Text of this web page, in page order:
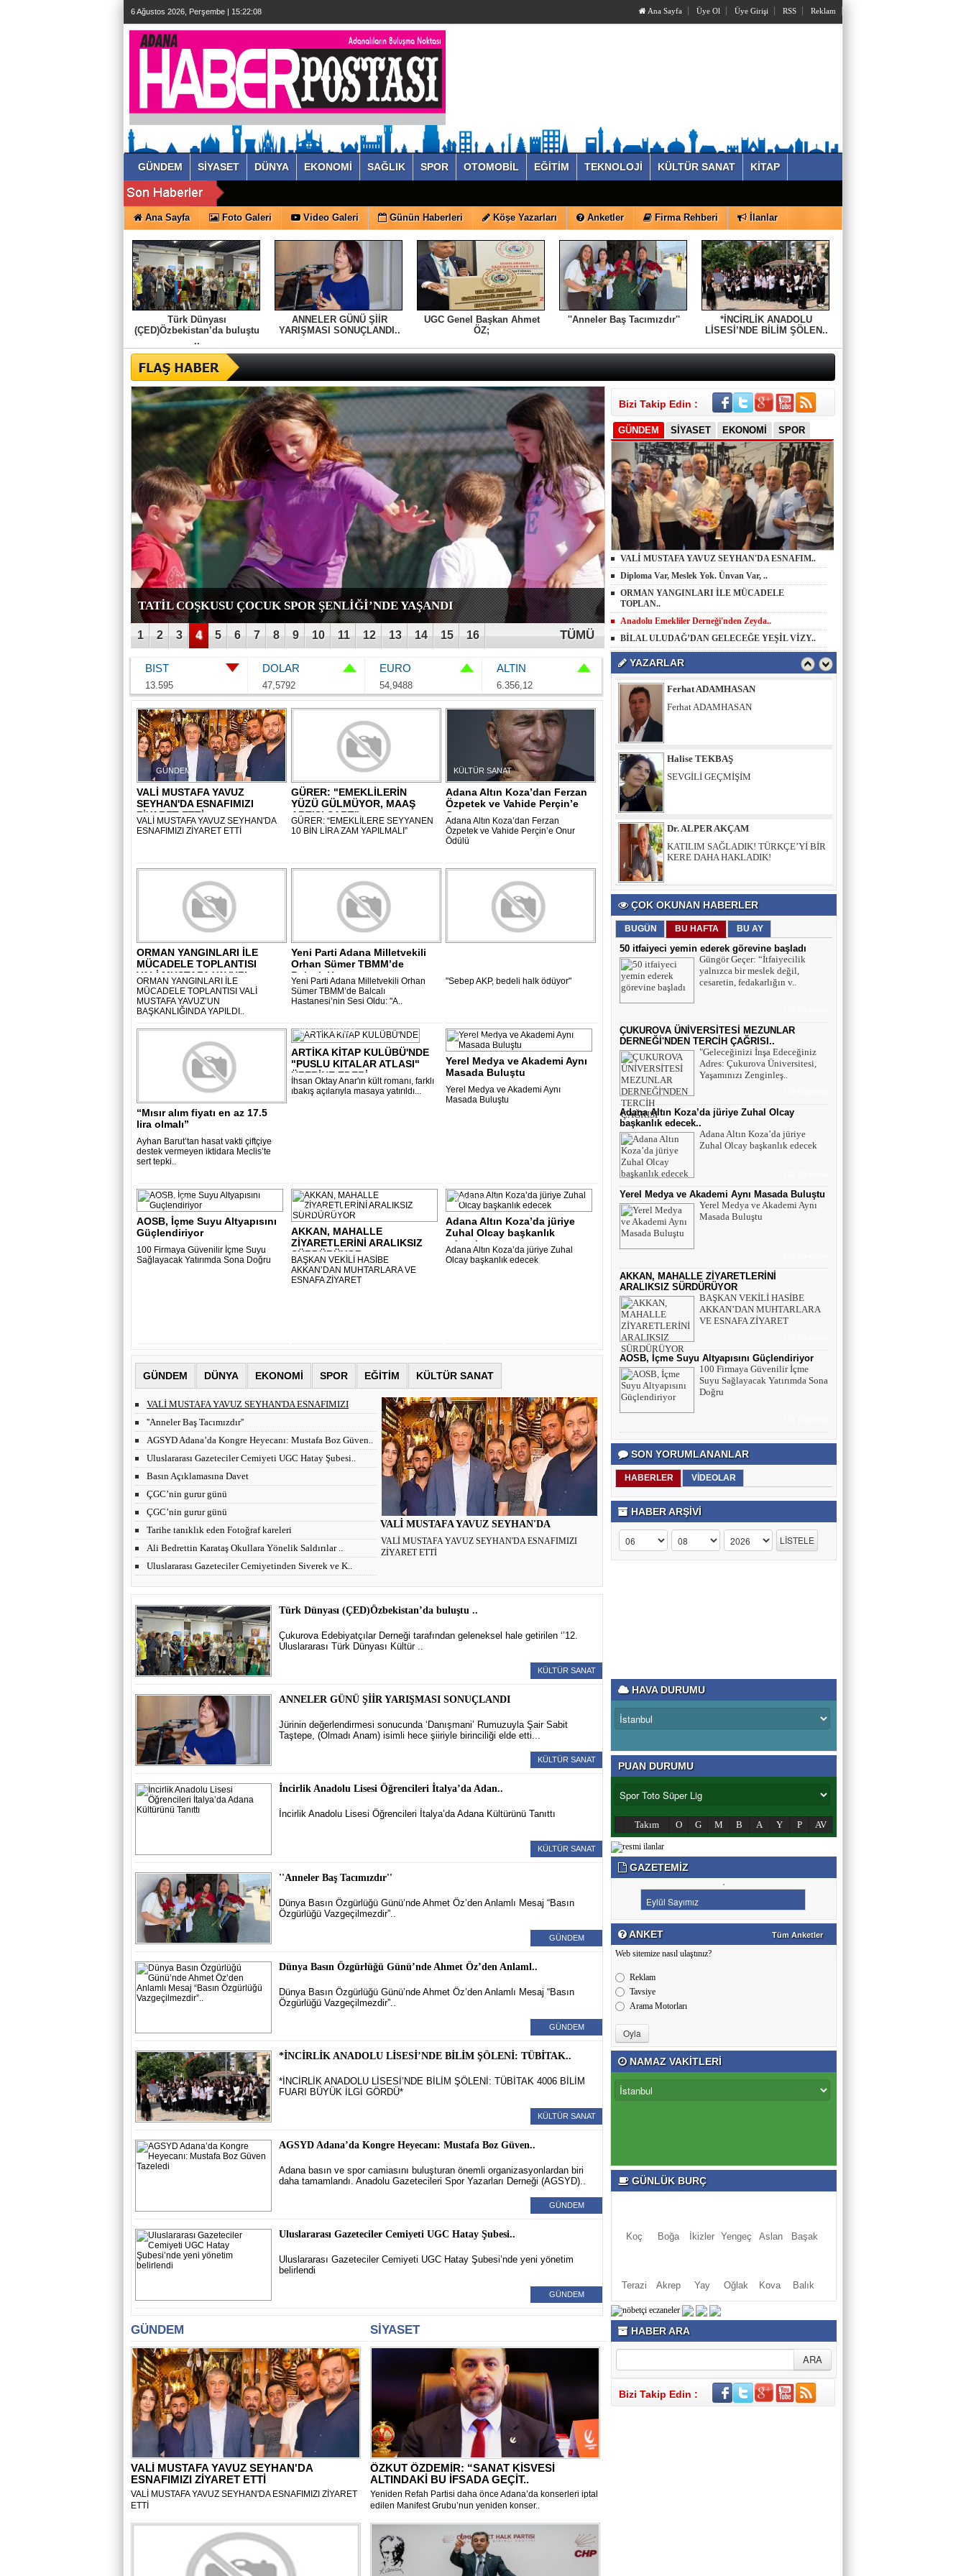
6 Ağustos 2026, Perşembe | 15:22:10 Ana Sayfa Üye Ol Üye Girişi RSS Reklam
GÜNDEM SİYASET DÜNYA EKONOMİ SAĞLIK SPOR OTOMOBİL EĞİTİM TEKNOLOJİ KÜLTÜR SANAT KİTAP
Ana Sayfa Foto Galeri Video Galeri Günün Haberleri Köşe Yazarları Anketler Firma Rehberi İlanlar
Türk Dünyası
(ÇED)Özbekistan’da buluştu
..
ANNELER GÜNÜ ŞİİR
YARIŞMASI SONUÇLANDI..
UGC Genel Başkan Ahmet
ÖZ;
''Anneler Baş Tacımızdır''
*İNCİRLİK ANADOLU
LİSESİ’NDE BİLİM ŞÖLEN..
TATİL COŞKUSU ÇOCUK SPOR ŞENLİĞİ’NDE YAŞANDI
TÜMÜ
1 2 3 4 5 6 7 8 9 10 11 12 13 14 15 16
Bizi Takip Edin :
GÜNDEM SİYASET EKONOMİ SPOR
VALİ MUSTAFA YAVUZ SEYHAN'DA ESNAFIM..
Diploma Var, Meslek Yok. Ünvan Var, ..
ORMAN YANGINLARI İLE MÜCADELE
TOPLAN..
Anadolu Emekliler Derneği'nden Zeyda..
BİLAL ULUDAĞ’DAN GELECEĞE YEŞİL VİZY..
YAZARLAR
Celil KOCATAŞ
Toplum Nereye Gidiyor? Sessiz Bir
Çöküşün İçinde miyiz?
Ferhat ADAMHASAN
Ferhat ADAMHASAN
Halise TEKBAŞ
SEVGİLİ GEÇMİŞİM
Dr. ALPER AKÇAM
KATILIM SAĞLADIK! TÜRKÇE’Yİ BİR
Celil KOCATAŞ
Toplum Nereye Gidiyor? Sessiz Bir
Çöküşün İçinde miyiz?
Ferhat ADAMHASAN
Ferhat ADAMHASAN
Halise TEKBAŞ
SEVGİLİ GEÇMİŞİM
ÇOK OKUNAN HABERLER
BUGÜN BU HAFTA BU AY
50 itfaiyeci yemin ederek görevine başladı
Güngör Geçer: “İtfaiyecilik
yalnızca bir meslek değil,
cesaretin, fedakarlığın v..
ÇUKUROVA ÜNİVERSİTESİ MEZUNLAR
DERNEĞİ'NDEN TERCİH ÇAĞRISI..
"Geleceğinizi İnşa Edeceğiniz
Adres: Çukurova Üniversitesi,
Yaşamınızı Zenginleş..
Adana Altın Koza’da jüriye Zuhal Olcay
başkanlık edecek..
Adana Altın Koza’da jüriye
Zuhal Olcay başkanlık edecek
Yerel Medya ve Akademi Aynı Masada Buluştu
Yerel Medya ve Akademi Aynı
Masada Buluştu
AKKAN, MAHALLE ZİYARETLERİNİ
ARALIKSIZ SÜRDÜRÜYOR
BAŞKAN VEKİLİ HASİBE
AKKAN’DAN MUHTARLARA
VE ESNAFA ZİYARET
AOSB, İçme Suyu Altyapısını Güçlendiriyor
100 Firmaya Güvenilir İçme
Suyu Sağlayacak Yatırımda Sona
Doğru
SON YORUMLANANLAR
HABERLER VİDEOLAR
HABER ARŞİVİ
HAVA DURUMU
PUAN DURUMU
Takım O G M B A Y P AV
GAZETEMİZ
ANKET Tüm Anketler
Web sitemize nasıl ulaştınız?
Reklam
Tavsiye
Arama Motorları
NAMAZ VAKİTLERİ
GÜNLÜK BURÇ
Koç Boğa İkizler Yengeç Aslan Başak
Terazi Akrep Yay Oğlak Kova Balık
HABER ARA
Bizi Takip Edin :
BIST
13.595
DOLAR
47,5792
EURO
54,9488
ALTIN
6.356,12
VALİ MUSTAFA YAVUZ
SEYHAN'DA ESNAFIMIZI
ZİYARET ETTİ
VALİ MUSTAFA YAVUZ SEYHAN'DA
ESNAFIMIZI ZİYARET ETTİ
GÜNDEM
GÜRER: "EMEKLİLERİN
YÜZÜ GÜLMÜYOR, MAAŞ
ARTIŞI ŞART"..
GÜRER: “EMEKLİLERE SEYYANEN
10 BİN LİRA ZAM YAPILMALI”
Adana Altın Koza’dan Ferzan
Özpetek ve Vahide Perçin’e
Onur ..
Adana Altın Koza’dan Ferzan
Özpetek ve Vahide Perçin’e Onur
Ödülü
KÜLTÜR SANAT
ORMAN YANGINLARI İLE
MÜCADELE TOPLANTISI
VALİ MUSTAFA YAVUZ’..
ORMAN YANGINLARI İLE
MÜCADELE TOPLANTISI VALİ
MUSTAFA YAVUZ’UN
BAŞKANLIĞINDA YAPILDI..
Yeni Parti Adana Milletvekili
Orhan Sümer TBMM’de
Balcalı Ha..
Yeni Parti Adana Milletvekili Orhan
Sümer TBMM’de Balcalı
Hastanesi’nin Sesi Oldu: "A..
"Sebep AKP, bedeli halk ödüyor"
“Mısır alım fiyatı en az 17.5
lira olmalı”
Ayhan Barut’tan hasat vakti çiftçiye
destek vermeyen iktidara Meclis’te
sert tepki..
ARTİKA KİTAP KULÜBÜ'NDE
"PUSLU KITALAR ATLASI"
ÜZERİNE EDEBİ..
İhsan Oktay Anar'ın kült romanı, farklı
ıbakış açılarıyla masaya yatırıldı...
KÜLTÜR SANAT
Yerel Medya ve Akademi Aynı
Masada Buluştu
Yerel Medya ve Akademi Aynı
Masada Buluştu
GÜNDEM
AOSB, İçme Suyu Altyapısını
Güçlendiriyor
100 Firmaya Güvenilir İçme Suyu
Sağlayacak Yatırımda Sona Doğru
EKONOMİ
AKKAN, MAHALLE
ZİYARETLERİNİ ARALIKSIZ
SÜRDÜRÜYOR
BAŞKAN VEKİLİ HASİBE
AKKAN’DAN MUHTARLARA VE
ESNAFA ZİYARET
KÜLTÜR SANAT
Adana Altın Koza’da jüriye
Zuhal Olcay başkanlık
edecek..
Adana Altın Koza’da jüriye Zuhal
Olcay başkanlık edecek
KÜLTÜR SANAT
GÜNDEM DÜNYA EKONOMİ SPOR EĞİTİM KÜLTÜR SANAT
VALİ MUSTAFA YAVUZ SEYHAN'DA
ESNAFIMIZI ..
VALİ MUSTAFA YAVUZ SEYHAN'DA ESNAFIMIZI
ZİYARET ETTİ
VALİ MUSTAFA YAVUZ SEYHAN'DA ESNAFIMIZI
ZİYARET ET..
''Anneler Baş Tacımızdır''
AGSYD Adana’da Kongre Heyecanı: Mustafa Boz Güven..
Uluslararası Gazeteciler Cemiyeti UGC Hatay Şubesi..
Basın Açıklamasına Davet
ÇGC’nin gurur günü
ÇGC’nin gurur günü
Tarihe tanıklık eden Fotoğraf kareleri
Ali Bedrettin Karataş Okullara Yönelik Saldırılar ..
Uluslararası Gazeteciler Cemiyetinden Siverek ve K..
Türk Dünyası (ÇED)Özbekistan’da buluştu ..
Çukurova Edebiyatçılar Derneği tarafından geleneksel hale getirilen ‘’12.
Uluslararası Türk Dünyası Kültür ..
KÜLTÜR SANAT
ANNELER GÜNÜ ŞİİR YARIŞMASI SONUÇLANDI
Jürinin değerlendirmesi sonucunda ‘Danışmani’ Rumuzuyla Şair Sabit
Taştepe, (Olmadı Anam) isimli hece şiiriyle birinciliği elde etti...
KÜLTÜR SANAT
İncirlik Anadolu Lisesi Öğrencileri İtalya’da Adan..
İncirlik Anadolu Lisesi Öğrencileri İtalya’da Adana Kültürünü Tanıttı
KÜLTÜR SANAT
''Anneler Baş Tacımızdır''
Dünya Basın Özgürlüğü Günü’nde Ahmet Öz’den Anlamlı Mesaj “Basın
Özgürlüğü Vazgeçilmezdir”..
GÜNDEM
Dünya Basın Özgürlüğü Günü’nde Ahmet Öz’den Anlaml..
Dünya Basın Özgürlüğü Günü’nde Ahmet Öz’den Anlamlı Mesaj “Basın
Özgürlüğü Vazgeçilmezdir”..
GÜNDEM
*İNCİRLİK ANADOLU LİSESİ’NDE BİLİM ŞÖLENİ: TÜBİTAK..
*İNCİRLİK ANADOLU LİSESİ’NDE BİLİM ŞÖLENİ: TÜBİTAK 4006 BİLİM
FUARI BÜYÜK İLGİ GÖRDÜ*
KÜLTÜR SANAT
AGSYD Adana’da Kongre Heyecanı: Mustafa Boz Güven..
Adana basın ve spor camiasını buluşturan önemli organizasyonlardan biri
daha tamamlandı. Anadolu Gazetecileri Spor Yazarları Derneği (AGSYD)..
GÜNDEM
Uluslararası Gazeteciler Cemiyeti UGC Hatay Şubesi..
Uluslararası Gazeteciler Cemiyeti UGC Hatay Şubesi’nde yeni yönetim
belirlendi
GÜNDEM
GÜNDEM
VALİ MUSTAFA YAVUZ SEYHAN'DA
ESNAFIMIZI ZİYARET ETTİ
VALİ MUSTAFA YAVUZ SEYHAN'DA ESNAFIMIZI ZİYARET
ETTİ
SİYASET
ÖZKUT ÖZDEMİR: “SANAT KİSVESİ
ALTINDAKİ BU İFSADA GEÇİT..
Yeniden Refah Partisi daha önce Adana’da konserleri iptal
edilen Manifest Grubu’nun yeniden konser..